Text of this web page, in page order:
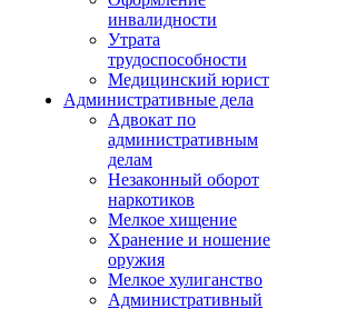
инвалидности
Утрата
трудоспособности
Медицинский юрист
Административные дела
Адвокат по
административным
делам
Незаконный оборот
наркотиков
Мелкое хищение
Хранение и ношение
оружия
Мелкое хулиганство
Административный